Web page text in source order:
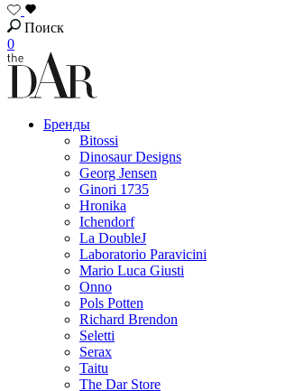
Поиск
0
Бренды
Bitossi
Dinosaur Designs
Georg Jensen
Ginori 1735
Hronika
Ichendorf
La DoubleJ
Laboratorio Paravicini
Mario Luca Giusti
Onno
Pols Potten
Richard Brendon
Seletti
Serax
Taitu
The Dar Store